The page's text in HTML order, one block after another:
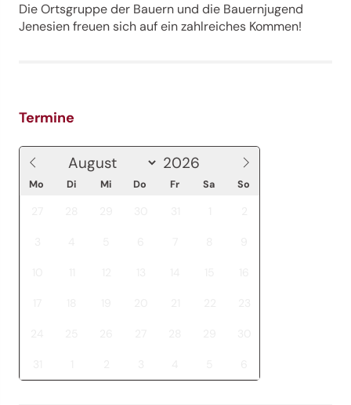
Die Ortsgruppe der Bauern und die Bauernjugend
Jenesien freuen sich auf ein zahlreiches Kommen!
Termine
Mo Di Mi Do Fr Sa So